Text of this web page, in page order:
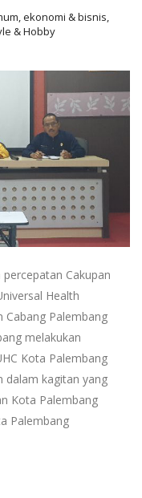
ekonomi & bisnis,
& Hobby
Cakupan
Health
Cabang Palembang
melakukan
Kota Palembang
dalam kagitan yang
Kota Palembang
Palembang